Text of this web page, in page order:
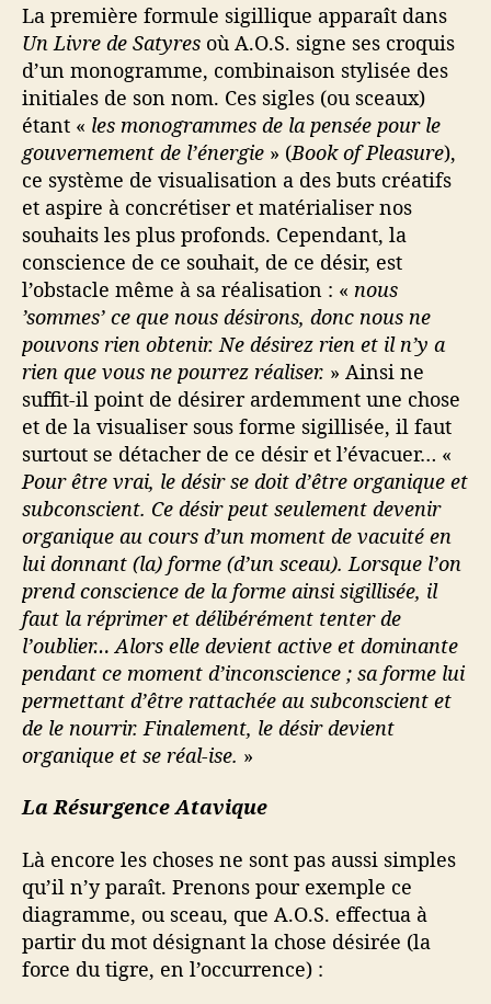
La première formule sigillique apparaît dans
Un Livre de Satyres où A.O.S. signe ses croquis
d’un monogramme, combinaison stylisée des
initiales de son nom. Ces sigles (ou sceaux)
étant « les monogrammes de la pensée pour le
gouvernement de l’énergie » (Book of Pleasure),
ce système de visualisation a des buts créatifs
et aspire à concrétiser et matérialiser nos
souhaits les plus profonds. Cependant, la
conscience de ce souhait, de ce désir, est
l’obstacle même à sa réalisation : « nous
’sommes’ ce que nous désirons, donc nous ne
pouvons rien obtenir. Ne désirez rien et il n’y a
rien que vous ne pourrez réaliser. » Ainsi ne
suffit-il point de désirer ardemment une chose
et de la visualiser sous forme sigillisée, il faut
surtout se détacher de ce désir et l’évacuer… «
Pour être vrai, le désir se doit d’être organique et
subconscient. Ce désir peut seulement devenir
organique au cours d’un moment de vacuité en
lui donnant (la) forme (d’un sceau). Lorsque l’on
prend conscience de la forme ainsi sigillisée, il
faut la réprimer et délibérément tenter de
l’oublier… Alors elle devient active et dominante
pendant ce moment d’inconscience ; sa forme lui
permettant d’être rattachée au subconscient et
de le nourrir. Finalement, le désir devient
organique et se réal-ise. »
La Résurgence Atavique
Là encore les choses ne sont pas aussi simples
qu’il n’y paraît. Prenons pour exemple ce
diagramme, ou sceau, que A.O.S. effectua à
partir du mot désignant la chose désirée (la
force du tigre, en l’occurrence) :